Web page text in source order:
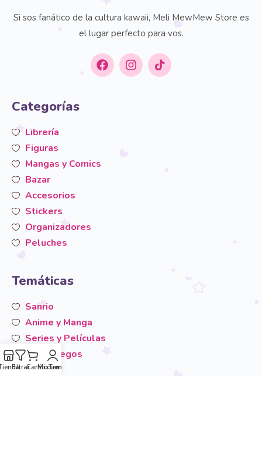
Si sos fanático de la cultura kawaii, Meli MewMew Store es
el lugar perfecto para vos.
Categorías
Librería
Figuras
Mangas y Comics
Bazar
Accesorios
Stickers
Organizadores
Peluches
Temáticas
Sanrio
Anime y Manga
Series y Películas
Videojuegos
San-X
FiltrarCarritoMi cuenta
Temáticas